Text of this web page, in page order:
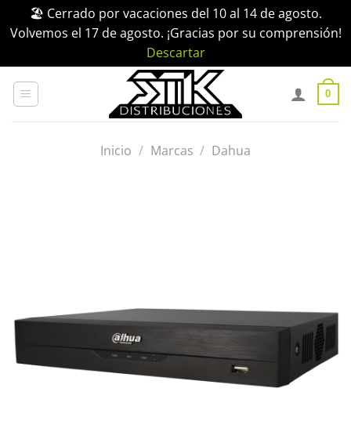
🏖️ Cerrado por vacaciones del 10 al 14 de agosto.
Volvemos el 17 de agosto. ¡Gracias por su comprensión!
Descartar
0
Inicio / Marcas / Dahua